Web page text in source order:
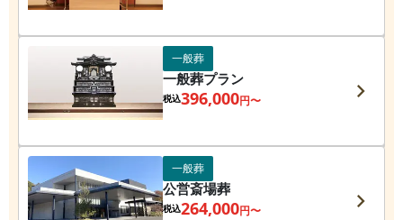
一般葬
一般葬プラン
税込396,000円〜
一般葬
公営斎場葬
税込264,000円〜